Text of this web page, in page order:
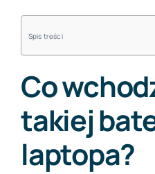
Spis treści
Co
takiej
laptopa?